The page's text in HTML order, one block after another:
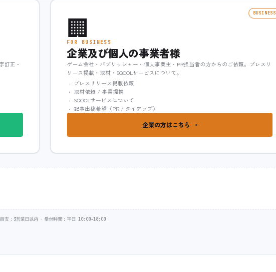
訂正・
BUSINESS
🏢
FOR BUSINESS
企業及び個人の事業者様
ゲーム会社・パブリッシャー・個人事業主・PR担当者の方からのご依頼。プレスリ
リース掲載・取材・SQOOLサービスについて。
プレスリリース掲載依頼
取材依頼 / 事業提携
SQOOLサービスについて
記事出稿希望（PR / タイアップ）
企業の方はこちら →
安：3営業日以内 ‧ 受付時間：平日 10:00-18:00